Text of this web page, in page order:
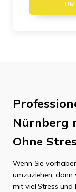
Nürnberg
Ohne
Wenn Sie
umzuziehen, dann
mit viel Stress und